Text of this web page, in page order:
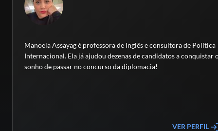
Manoela Assayag é professora de Inglês e consultora de Política
Internacional. Ela já ajudou dezenas de candidatos a conquistar
sonho de passar no concurso da diplomacia!
VER PERFIL